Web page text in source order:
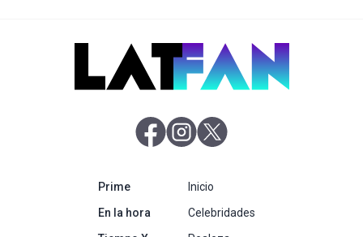
abre en nueva pestaña
abre en nueva pestaña
Primeabre en nueva pestaña
En la hora abre en nueva pestaña
Inicio
Celebridades